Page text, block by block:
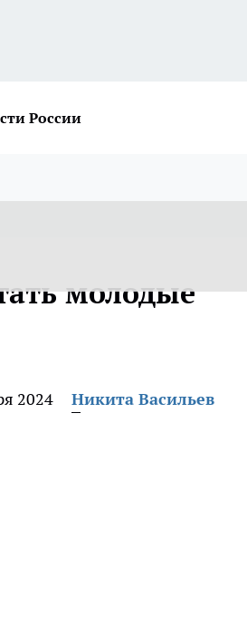
России
молодые
2024
Никита Васильев